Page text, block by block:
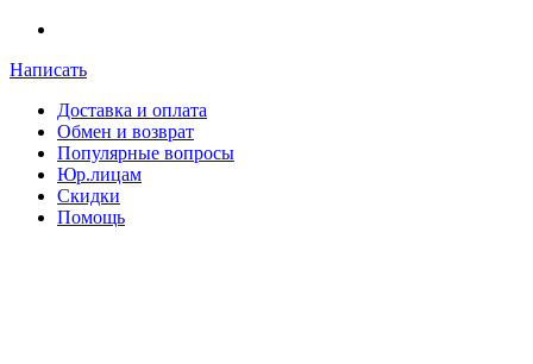
Написать
Доставка и оплата
Обмен и возврат
Популярные вопросы
Юр.лицам
Скидки
Помощь